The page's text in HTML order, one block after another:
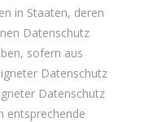
in Staaten, deren
Datenschutz
sofern aus
Datenschutz
Datenschutz
entsprechende